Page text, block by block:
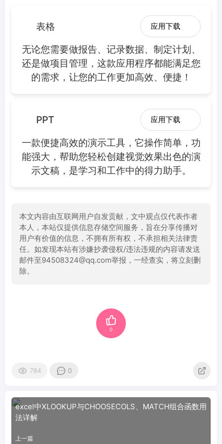
表格 应用下载
无论您需要做报告、记录数据、制定计划、
还是做项目管理，这款应用程序都能满足您
的需求，让您的工作更加高效、便捷！
PPT 应用下载
一款便捷高效的演示工具，它操作简单，功
能强大，帮助您轻松创建视觉效果出色的演
示文稿，是学习和工作中的得力助手。
本文内容由互联网用户自发贡献，文中观点仅代表作者
本人，本站仅提供信息存储空间服务，旨在分享传播对
用户有价值的信息，不拥有所有权，不承担相关法律责
任。如发现本站有涉嫌抄袭侵权/违法违规的内容请发送
邮件至94508324@qq.com举报，一经查实，将立刻删
除。
0
784 0
excel中XLOOKUP与CHOOSECOLS、MATCH组合函数用
法详解
上一篇